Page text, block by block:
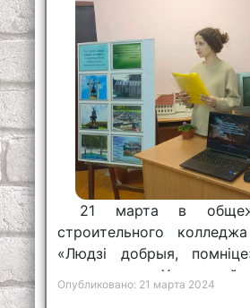
21 марта в
строительного
«Людзі добрыя,
памяти жертв Хатынской
Опубликовано: 21 марта 2024